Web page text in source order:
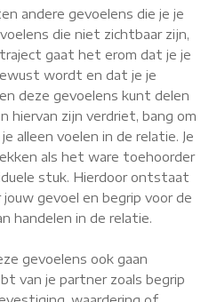
andere gevoelens die je je
die niet zichtbaar zijn,
gaat het erom dat je je
wordt en dat je je
deze gevoelens kunt delen
hiervan zijn verdriet, bang om
alleen voelen in de relatie. Je
als het ware toehoorder
stuk. Hierdoor ontstaat
gevoel en begrip voor de
handelen in de relatie.
gevoelens ook gaan
van je partner zoals begrip